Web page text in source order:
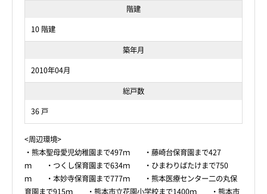
階建
10 階建
築年月
2010年04月
総戸数
36 戸
<周辺環境>
・熊本聖母愛児幼稚園まで497ｍ ・藤崎台保育園まで427
ｍ ・つくし保育園まで634ｍ ・ひまわりばたけまで750
ｍ ・本妙寺保育園まで777ｍ ・熊本医療センター二の丸保
育園まで915ｍ ・熊本市立花園小学校まで1400ｍ ・熊本市